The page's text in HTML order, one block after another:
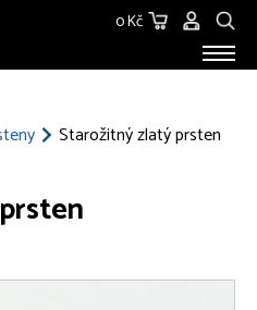
0 Kč
O NÁS
Starožitný zlatý prsten